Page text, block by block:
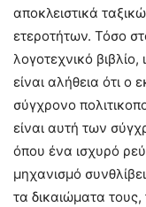
αποκλειστικά
ετεροτήτων. Τόσο
λογοτεχνικό
είναι αλήθεια ότι ο
σύγχρονο
είναι αυτή των
όπου ένα ισχυρό
μηχανισμό
τα δικαιώματα